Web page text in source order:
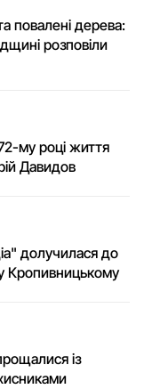
повалені дерева:
розповіли
му році життя
Давидов
долучилася до
у Кропивницькому
із